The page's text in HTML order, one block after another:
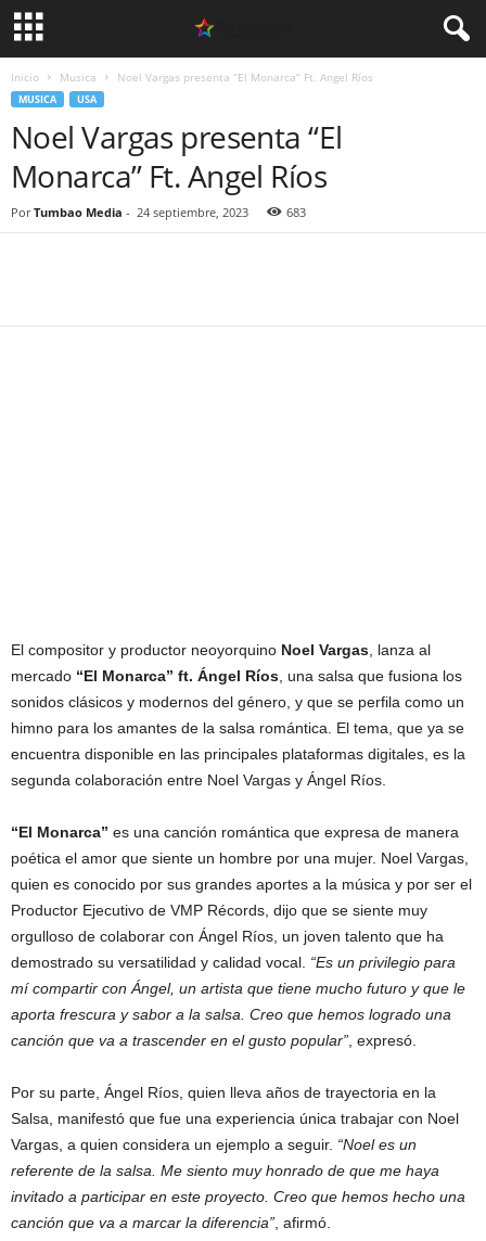
Inicio Musica Noel Vargas presenta “El Monarca” Ft. Angel Ríos
MUSICA USA
Noel Vargas presenta “El
Monarca” Ft. Angel Ríos
Por Tumbao Media - 24 septiembre, 2023 683
El compositor y productor neoyorquino Noel Vargas , lanza al
mercado “El Monarca” ft. Ángel Ríos , una salsa que fusiona los
sonidos clásicos y modernos del género, y que se perfila como un
himno para los amantes de la salsa romántica. El tema, que ya se
encuentra disponible en las principales plataformas digitales, es la
segunda colaboración entre Noel Vargas y Ángel Ríos.
“El Monarca” es una canción romántica que expresa de manera
poética el amor que siente un hombre por una mujer. Noel Vargas,
quien es conocido por sus grandes aportes a la música y por ser el
Productor Ejecutivo de VMP Récords, dijo que se siente muy
orgulloso de colaborar con Ángel Ríos, un joven talento que ha
demostrado su versatilidad y calidad vocal. “Es un privilegio para
mí compartir con Ángel, un artista que tiene mucho futuro y que le
aporta frescura y sabor a la salsa. Creo que hemos logrado una
canción que va a trascender en el gusto popular” , expresó.
Por su parte, Ángel Ríos, quien lleva años de trayectoria en la
Salsa, manifestó que fue una experiencia única trabajar con Noel
Vargas, a quien considera un ejemplo a seguir. “Noel es un
referente de la salsa. Me siento muy honrado de que me haya
invitado a participar en este proyecto. Creo que hemos hecho una
canción que va a marcar la diferencia” , afirmó.